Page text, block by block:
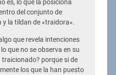
es, lo que la posiciona
del conjunto de
y la tildan de «traidora».
que revela intenciones
que no se observa en su
porque si de
los que la han puesto